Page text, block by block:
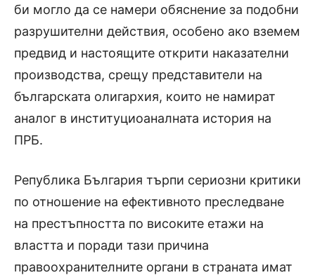
би могло да се намери обяснение за подобни
разрушителни действия, особено ако вземем
предвид и настоящите открити наказателни
производства, срещу представители на
българската олигархия, които не намират
аналог в институциоаналната история на
ПРБ.
Република България търпи сериозни критики
по отношение на ефективното преследване
на престъпността по високите етажи на
властта и поради тази причина
правоохранителните органи в страната имат